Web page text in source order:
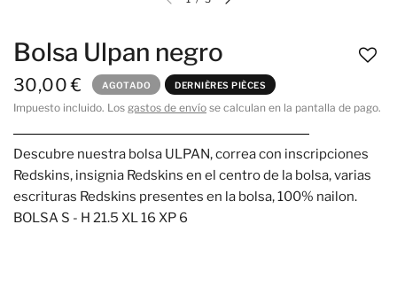
Bolsa Ulpan negro
30,00 € AGOTADO DERNIÈRES PIÈCES
Impuesto incluido. Los gastos de envío se calculan en la pantalla de pago.
Descubre nuestra bolsa ULPAN, correa con inscripciones
Redskins, insignia Redskins en el centro de la bolsa, varias
escrituras Redskins presentes en la bolsa, 100% nailon.
BOLSA S - H 21.5 XL 16 XP 6